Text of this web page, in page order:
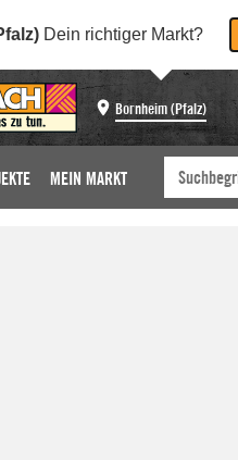
Dein richtiger Markt?
Bornheim (Pfalz)
MEIN MARKT